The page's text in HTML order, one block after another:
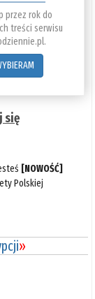
przez rok do
treści serwisu
się
[NOWOŚĆ]
Polskiej
»